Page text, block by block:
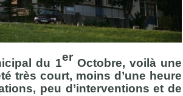
du 1er Octobre, voilà une
très court, moins d’une heure
peu d’interventions et de